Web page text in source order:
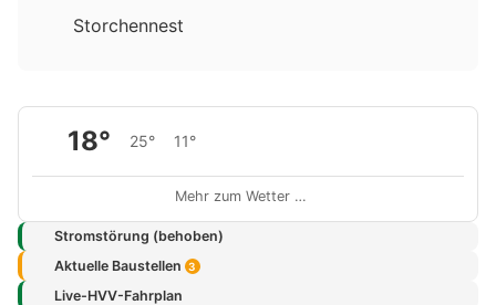
Storchennest
18° 25° 11°
Mehr zum Wetter …
Stromstörung (behoben)
Aktuelle Baustellen 3
Live-HVV-Fahrplan